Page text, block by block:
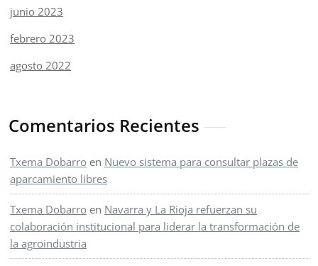
junio 2023
febrero 2023
agosto 2022
Comentarios Recientes
Txema Dobarro en Nuevo sistema para consultar plazas de
aparcamiento libres
Txema Dobarro en Navarra y La Rioja refuerzan su
colaboración institucional para liderar la transformación de
la agroindustria